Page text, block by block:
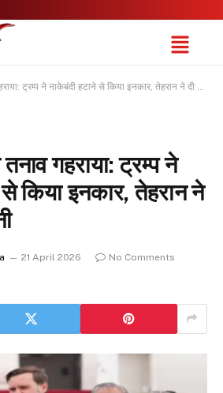
ट्रम्प ने नाकेबंदी हटाने से किया इनकार, तेहरान ने दी कड़ी चेतावनी
गहराया: ट्रम्प ने
किया इनकार, तेहरान ने
21 April 2026
No Comments